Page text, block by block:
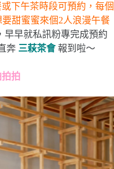
下午茶時段可預約，每個
甜蜜蜜來個2人浪漫午餐
早早就私訊粉專完成預約
奔 三萩茶會報到啦～
拍